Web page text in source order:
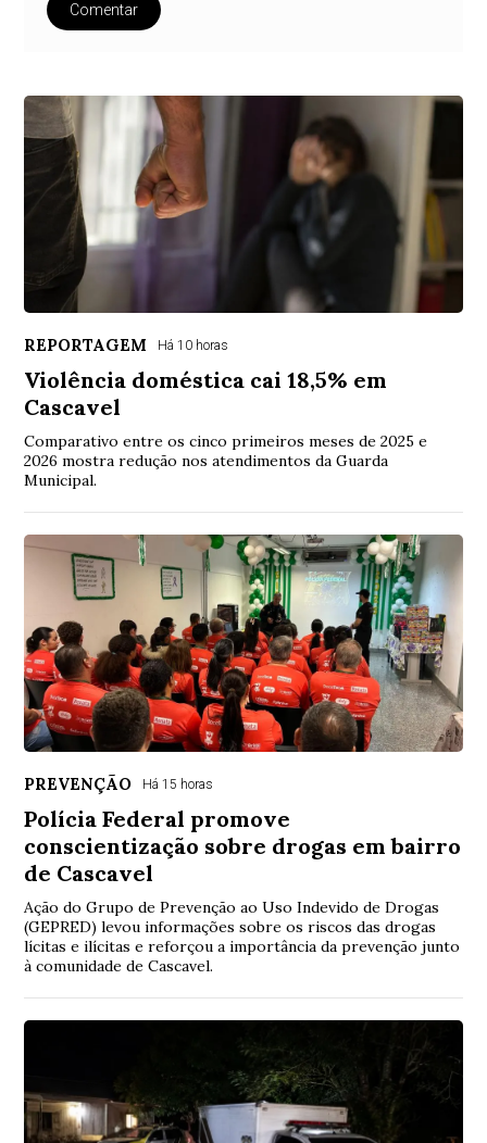
Comentar
REPORTAGEM Há 10 horas
Violência doméstica cai 18,5% em
Cascavel
Comparativo entre os cinco primeiros meses de 2025 e
2026 mostra redução nos atendimentos da Guarda
Municipal.
PREVENÇÃO Há 15 horas
Polícia Federal promove
conscientização sobre drogas em bairro
de Cascavel
Ação do Grupo de Prevenção ao Uso Indevido de Drogas
(GEPRED) levou informações sobre os riscos das drogas
lícitas e ilícitas e reforçou a importância da prevenção junto
à comunidade de Cascavel.